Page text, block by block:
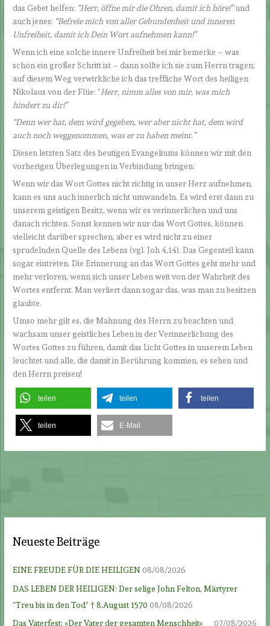
das Gebet helfen: “Herr, öffne mir die Ohren, damit ich höre!”und
auch jenes: “Befreie mich von aller Gebundenheit und inneren
Unfreiheit, damit ich Dein Wort aufnehmen kann!”
Wenn ich eine solche innere Unfreiheit bei mir bemerke – was
schon ein großer Schritt ist – dann sollte ich sie zum Herrn tragen;
auf diesem Weg verwirkliche ich das treffliche Wort des heiligen
Nikolaus von der Flüe: “Herr, nimm alles von mir, was mich
hindert zu dir!”
“Denn wer hat, dem wird gegeben, wer aber nicht hat, dem wird
auch noch weggenommen, was er zu haben meint.”
Diesen letzten Satz des heutigen Evangeliums können wir mit den
vorherigen Überlegungen in Verbindung bringen:
Wenn wir das Wort Gottes nicht richtig in unser Herz aufnehmen,
kann es uns auch innerlich nicht umwandeln. Es wird erst dann zu
unserem geistigen Besitz, wenn wir es verinnerlichen und uns
danach richten. Sonst kennen wir nur das Wort Gottes, können
vielleicht darüber sprechen, aber es wird nicht zu einer
sprudelnden Quelle des Lebens (vgl. Joh 4,14). Das Gegenteil kann
sogar eintreten. Die Erinnerung an das Wort Gottes geht mehr und
mehr verloren, wenn sich unser Leben weit von der Wahrheit des
Wortes entfernt. Man verliert dann sogar das, was man zu besitzen
glaubte.
Umso mehr gilt es, die Mahnung des Herrn zu beachten und
wachsam unser geistliches Leben in der Verinnerlichung des
Wortes Gottes zu führen, damit das Licht Gottes in unserem Leben
leuchtet und alle, die damit in Berührung kommen, es sehen und
den Herrn preisen!
teilen teilen teilen
teilen E-Mail
Neueste Beiträge
EINE FREUDE FÜR DIE HEILIGEN08/08/2026
DAS LEBEN DER HEILIGEN: Der selige John Felton, Märtyrer
“Treu bis in den Tod” † 8.August 1570 08/08/2026
Das Vaterfest: »Der Vater der gesamten Menschheit«
07/08/2026